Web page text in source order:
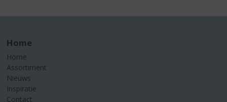
Home
Home
Assortiment
Nieuws
Inspiratie
Contact